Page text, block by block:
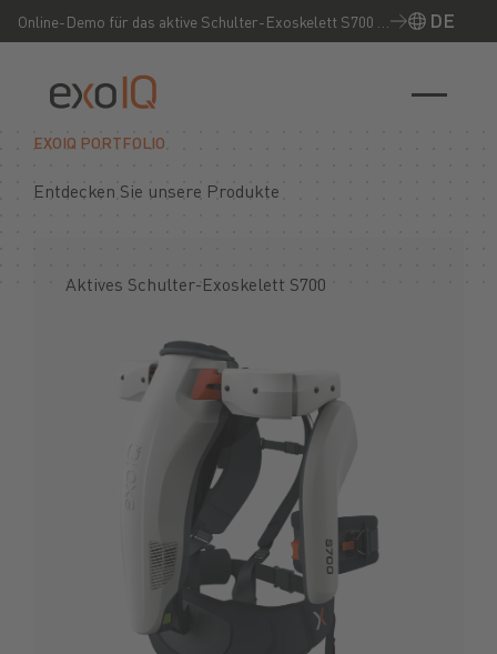
Online-Demo für das aktive Schulter-Exoskelett S700 –
Jetzt live erleben!
DE
EXOIQ PORTFOLIO
Entdecken Sie unsere Produkte
Aktives Schulter-Exoskelett S700